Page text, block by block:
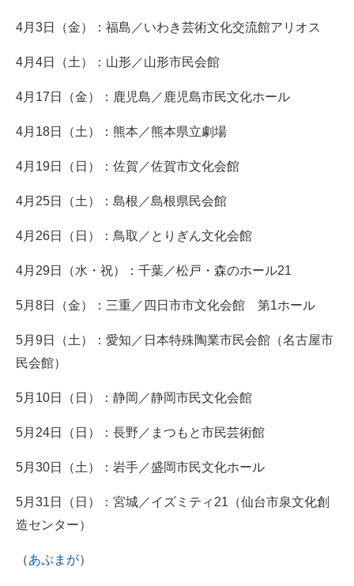
4月3日（金）：福島／いわき芸術文化交流館アリオス
4月4日（土）：山形／山形市民会館
4月17日（金）：鹿児島／鹿児島市民文化ホール
4月18日（土）：熊本／熊本県立劇場
4月19日（日）：佐賀／佐賀市文化会館
4月25日（土）：島根／島根県民会館
4月26日（日）：鳥取／とりぎん文化会館
4月29日（水・祝）：千葉／松戸・森のホール21
5月8日（金）：三重／四日市市文化会館 第1ホール
5月9日（土）：愛知／日本特殊陶業市民会館（名古屋市
民会館）
5月10日（日）：静岡／静岡市民文化会館
5月24日（日）：長野／まつもと市民芸術館
5月30日（土）：岩手／盛岡市民文化ホール
5月31日（日）：宮城／イズミティ21（仙台市泉文化創
造センター）
（あぷまが）